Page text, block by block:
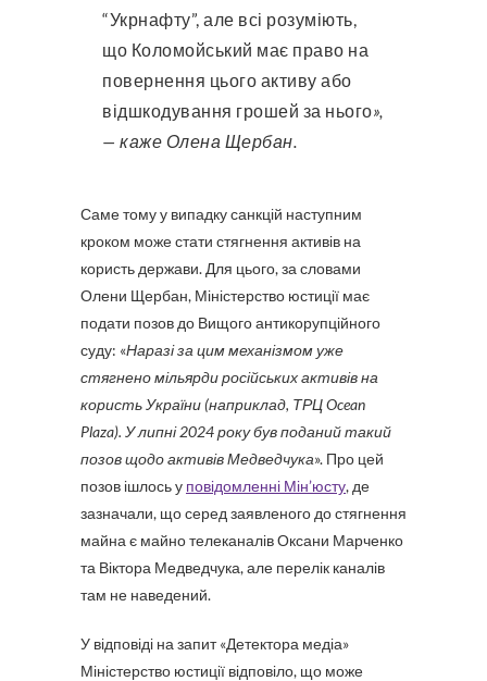
“Укрнафту”, але всі розуміють,
що Коломойський має право на
повернення цього активу або
відшкодування грошей за нього»,
— каже Олена Щербан.
Саме тому у випадку санкцій наступним
кроком може стати стягнення активів на
користь держави. Для цього, за словами
Олени Щербан, Міністерство юстиції має
подати позов до Вищого антикорупційного
суду: «Наразі за цим механізмом уже
стягнено мільярди російських активів на
користь України (наприклад, ТРЦ Ocean
Plaza). У липні 2024 року був поданий такий
позов щодо активів Медведчука». Про цей
позов ішлось у повідомленні Мін’юсту, де
зазначали, що серед заявленого до стягнення
майна є майно телеканалів Оксани Марченко
та Віктора Медведчука, але перелік каналів
там не наведений.
У відповіді на запит «Детектора медіа»
Міністерство юстиції відповіло, що може